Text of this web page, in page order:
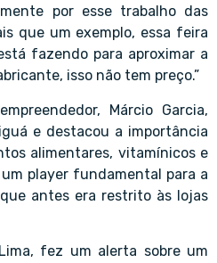
por esse trabalho das
que um exemplo, essa feira
fazendo para aproximar a
isso não tem preço.”
Márcio Garcia,
e destacou a importância
alimentares, vitamínicos e
player fundamental para a
antes era restrito às lojas
fez um alerta sobre um